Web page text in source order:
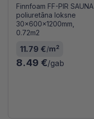
Finnfoam FF-PIR SAUNA
poliuretāna loksne
30x600x1200mm,
0.72m2
11.79 €/m2
8.49 €/gab